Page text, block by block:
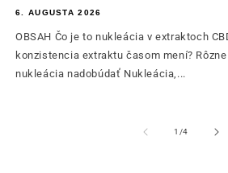
6. AUGUSTA 2026
OBSAH Čo je to nukleácia v extraktoch
konzistencia extraktu časom mení?
nukleácia nadobúdať Nukleácia,...
1 /z4